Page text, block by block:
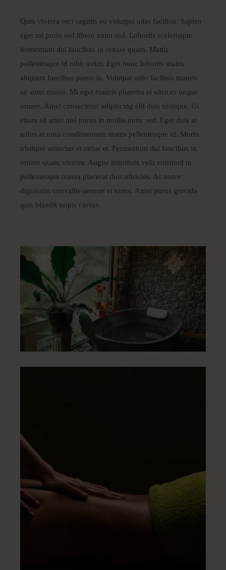
Qam viverra orci sagittis eu volutpat odio facilisis. Sapien
eget mi proin sed libero enim sed. Lobortis scelerisque
fermentum dui faucibus in ornare quam. Mattis
pellentesque id nibh tortor. Eget nunc lobortis mattis
aliquam faucibus purus in. Volutpat odio facilisis mauris
sit amet massa. Mi eget mauris pharetra et ultrices neque
ornare. Amet consectetur adipiscing elit duis tristique. Ut
etiam sit amet nisl purus in mollis nunc sed. Eget duis at
tellus at urna condimentum mattis pellentesque id. Morbi
tristique senectus et netus et. Fermentum dui faucibus in
ornare quam viverra. Augue interdum velit euismod in
pellentesque massa placerat duis ultricies. Ac tortor
dignissim convallis aenean et tortor. Amet purus gravida
quis blandit turpis cursus.